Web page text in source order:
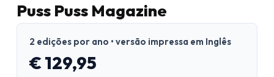
Puss Puss Magazine
2 edições por ano • versão impressa em Inglês
€ 129,95